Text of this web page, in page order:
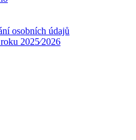
osobních údajů
2025⁄2026